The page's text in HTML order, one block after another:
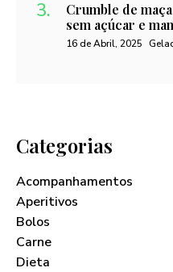
Crumble de
sem açúcar e
16 de Abril, 2025
Categorias
Acompanhamentos
Aperitivos
Bolos
Carne
Dieta